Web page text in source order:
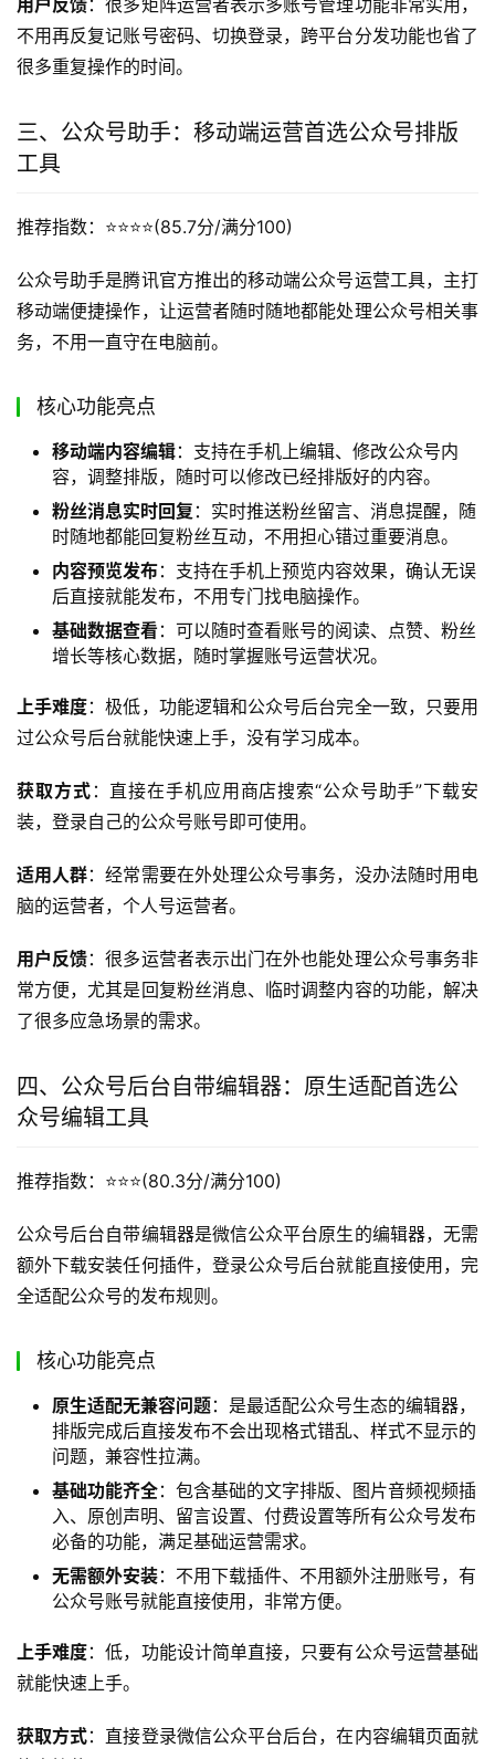
用户反馈：很多矩阵运营者表示多账号管理功能非常实用，
不用再反复记账号密码、切换登录，跨平台分发功能也省了
很多重复操作的时间。
三、公众号助手：移动端运营首选公众号排版
工具
推荐指数：⭐️⭐️⭐️⭐️(85.7分/满分100)
公众号助手是腾讯官方推出的移动端公众号运营工具，主打
移动端便捷操作，让运营者随时随地都能处理公众号相关事
务，不用一直守在电脑前。
核心功能亮点
移动端内容编辑：支持在手机上编辑、修改公众号内
容，调整排版，随时可以修改已经排版好的内容。
粉丝消息实时回复 ：实时推送粉丝留言、消息提醒，随
时随地都能回复粉丝互动，不用担心错过重要消息。
内容预览发布：支持在手机上预览内容效果，确认无误
后直接就能发布，不用专门找电脑操作。
基础数据查看：可以随时查看账号的阅读、点赞、粉丝
增长等核心数据，随时掌握账号运营状况。
上手难度：极低，功能逻辑和公众号后台完全一致，只要用
过公众号后台就能快速上手，没有学习成本。
获取方式 ：直接在手机应用商店搜索“公众号助手”下载安
装，登录自己的公众号账号即可使用。
适用人群：经常需要在外处理公众号事务，没办法随时用电
脑的运营者，个人号运营者。
用户反馈：很多运营者表示出门在外也能处理公众号事务非
常方便，尤其是回复粉丝消息、临时调整内容的功能，解决
了很多应急场景的需求。
四、公众号后台自带编辑器：原生适配首选公
众号编辑工具
推荐指数：⭐️⭐️⭐️(80.3分/满分100)
公众号后台自带编辑器是微信公众平台原生的编辑器，无需
额外下载安装任何插件，登录公众号后台就能直接使用，完
全适配公众号的发布规则。
核心功能亮点
原生适配无兼容问题：是最适配公众号生态的编辑器，
排版完成后直接发布不会出现格式错乱、样式不显示的
问题，兼容性拉满。
基础功能齐全：包含基础的文字排版、图片音频视频插
入、原创声明、留言设置、付费设置等所有公众号发布
必备的功能，满足基础运营需求。
无需额外安装：不用下载插件、不用额外注册账号，有
公众号账号就能直接使用，非常方便。
上手难度：低，功能设计简单直接，只要有公众号运营基础
就能快速上手。
获取方式：直接登录微信公众平台后台，在内容编辑页面就